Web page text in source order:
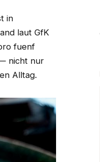
in
laut GfK
fuenf
nicht nur
Alltag.